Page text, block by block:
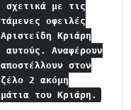
σχετικά με τις
οφειλές
Κριάρη
αυτούς. Αναφέρουν
στον
2 ακόμη
του Κριάρη.